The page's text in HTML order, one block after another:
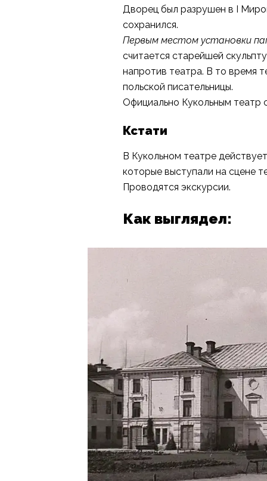
Дворец был разрушен в I
сохранился.
Первым местом установки
считается старейшей
напротив театра. В то время
польской писательницы.
Официально Кукольным театр
Кстати
В Кукольном театре
которые выступали на сцене
Проводятся экскурсии.
Как выглядел: